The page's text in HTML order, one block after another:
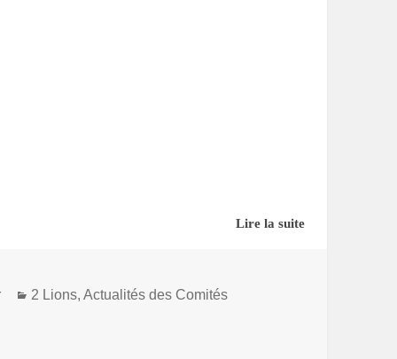
Lire la suite
Catégories
2 Lions,Actualités des Comités